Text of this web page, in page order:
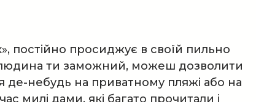
постійно просиджує в своїй пильно
людина ти заможний, можеш дозволити
небудь на приватному пляжі або на
милі дами, які багато прочитали і